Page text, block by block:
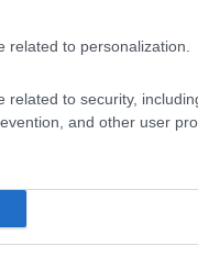
related to personalization.
related to security,
and other user